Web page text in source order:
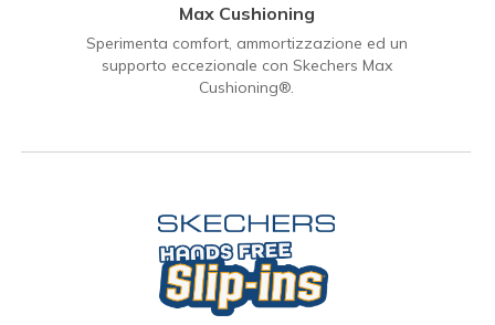
Max Cushioning
Sperimenta comfort, ammortizzazione ed un
supporto eccezionale con Skechers Max
Cushioning®.